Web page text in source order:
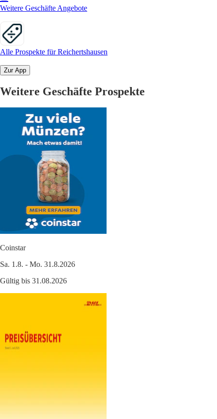
Weitere Geschäfte Angebote
Alle Prospekte für Reichertshausen
Zur App
Weitere Geschäfte Prospekte
Coinstar
Sa. 1.8. - Mo. 31.8.2026
Gültig bis 31.08.2026